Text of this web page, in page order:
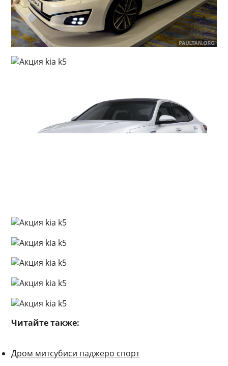
Читайте также:
Дром митсубиси паджеро спорт